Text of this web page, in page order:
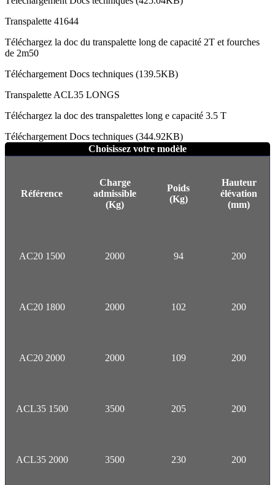
Transpalette 41644
Téléchargez la doc du transpalette long de capacité 2T et fourches
de 2m50
Téléchargement Docs techniques (139.5KB)
Transpalette ACL35 LONGS
Téléchargez la doc des transpalettes long e capacité 3.5 T
Téléchargement Docs techniques (344.92KB)
Choisissez votre modèle
Référence
Charge
admissible
(Kg)
Poids
(Kg)
Hauteur
élévation
(mm)
AC20 1500 2000 94 200
AC20 1800 2000 102 200
AC20 2000 2000 109 200
ACL35 1500 3500 205 200
ACL35 2000 3500 230 200